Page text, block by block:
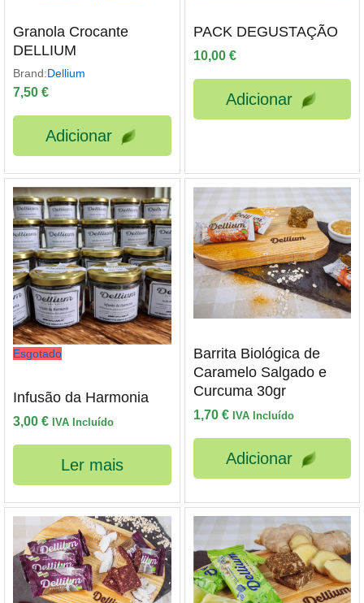
Granola Crocante
DELLIUM
Brand:Dellium
7,50 €
Adicionar
PACK DEGUSTAÇÃO
10,00 €
Adicionar
Esgotado
Infusão da Harmonia
3,00 € IVA Incluído
Ler mais
Barrita Biológica de
Caramelo Salgado e
Curcuma 30gr
1,70 € IVA Incluído
Adicionar